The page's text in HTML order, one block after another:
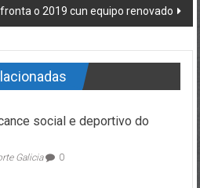
o 2019 cun equipo renovado
social e deportivo do
Galicia 0